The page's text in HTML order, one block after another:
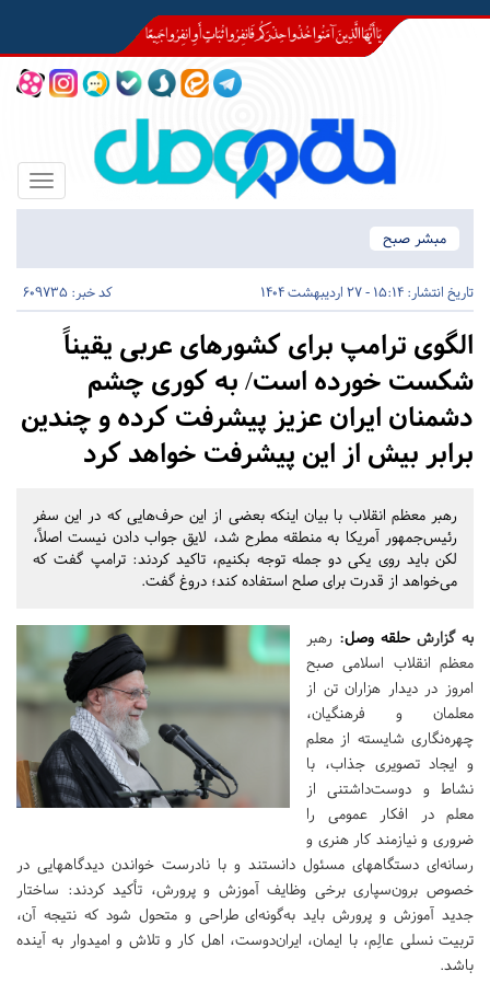
Toggle
مبشر صبح
تاریخ انتشار: 15:14 - 27 اردیبهشت 1404 کد خبر: 609735
الگوی ترامپ برای کشورهای عربی یقیناً
شکست‌ خورده است/ به کوری چشم
دشمنان ایران عزیز پیشرفت کرده و چندین
برابر بیش از این پیشرفت خواهد کرد
رهبر معظم انقلاب با بیان اینکه بعضی از این حرف‌هایی که در این سفر
رئیس‌جمهور آمریکا به منطقه مطرح شد، لایق جواب دادن نیست اصلاً،
لکن باید روی یکی دو جمله توجه بکنیم، تاکید کردند: ترامپ گفت که
می‌خواهد از قدرت برای صلح استفاده کند؛ دروغ گفت.
به گزارش حلقه وصل: رهبر
معظم انقلاب اسلامی صبح
امروز در دیدار هزاران تن از
معلمان و فرهنگیان،
چهره‌نگاری شایسته از معلم
و ایجاد تصویری جذاب، با
نشاط و دوست‌داشتنی از
معلم در افکار عمومی را
ضروری و نیازمند کار هنری و
رسانه‌ای دستگاههای مسئول دانستند و با نادرست خواندن دیدگاههایی در
خصوص برون‌سپاری برخی وظایف آموزش و پرورش، تأکید کردند: ساختار
جدید آموزش و پرورش باید به‌گونه‌ای طراحی و متحول شود که نتیجه آن،
تربیت نسلی عالِم، با ایمان، ایران‌دوست، اهل کار و تلاش و امیدوار به آینده
باشد.